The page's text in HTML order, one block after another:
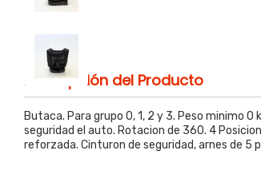
Descripción del Producto
Butaca. Para grupo 0, 1, 2 y 3. Peso minimo
seguridad el auto. Rotacion de 360. 4
reforzada. Cinturon de seguridad, arnes de 5